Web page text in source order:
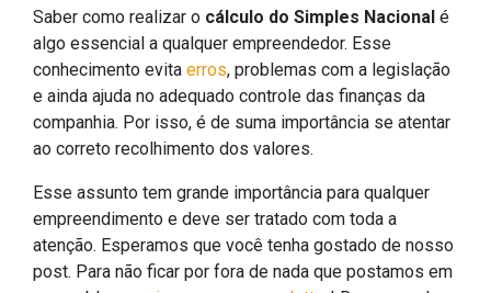
Saber como realizar o cálculo do Simples Nacional é
algo essencial a qualquer empreendedor. Esse
conhecimento evita erros, problemas com a legislação
e ainda ajuda no adequado controle das finanças da
companhia. Por isso, é de suma importância se atentar
ao correto recolhimento dos valores.
Esse assunto tem grande importância para qualquer
empreendimento e deve ser tratado com toda a
atenção. Esperamos que você tenha gostado de nosso
post. Para não ficar por fora de nada que postamos em